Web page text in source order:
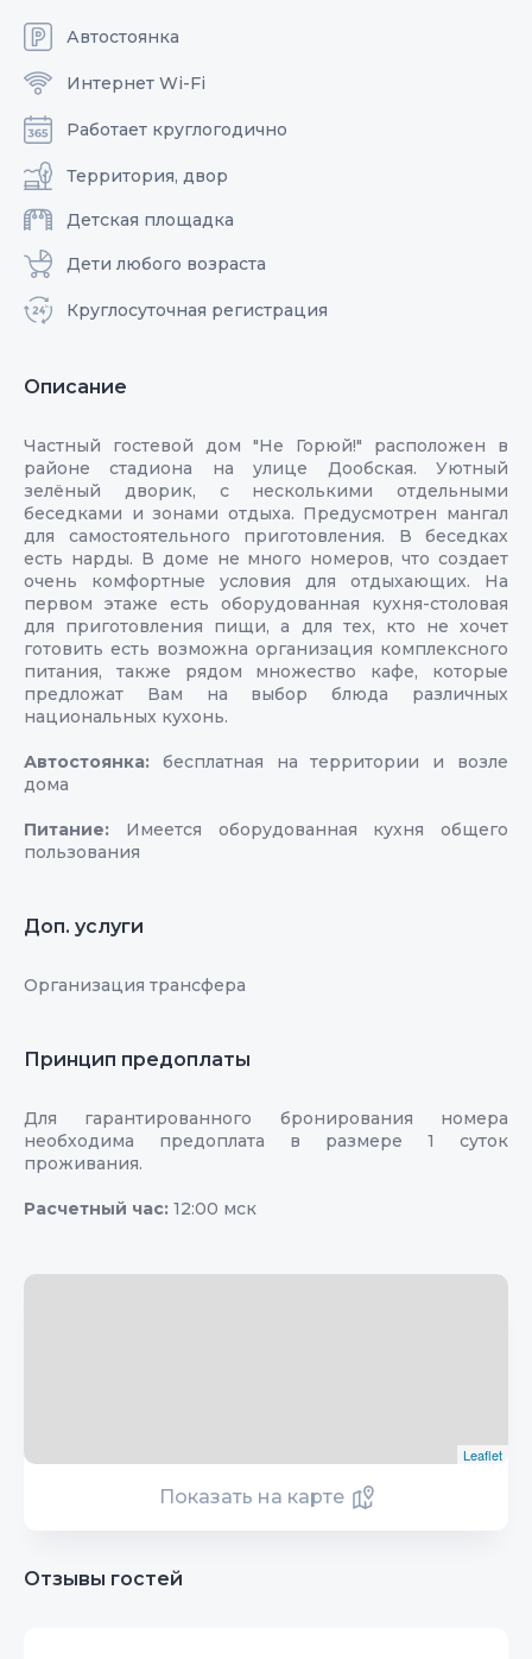
Автостоянка
Интернет Wi-Fi
Работает круглогодично
Территория, двор
Детская площадка
Дети любого возраста
Круглосуточная регистрация
Описание
Частный гостевой дом "Не Горюй!" расположен в
районе стадиона на улице Дообская. Уютный
зелёный дворик, с несколькими отдельными
беседками и зонами отдыха. Предусмотрен мангал
для самостоятельного приготовления. В беседках
есть нарды. В доме не много номеров, что создает
очень комфортные условия для отдыхающих. На
первом этаже есть оборудованная кухня-столовая
для приготовления пищи, а для тех, кто не хочет
готовить есть возможна организация комплексного
питания, также рядом множество кафе, которые
предложат Вам на выбор блюда различных
национальных кухонь.
Автостоянка: бесплатная на территории и возле
дома
Питание: Имеется оборудованная кухня общего
пользования
Доп. услуги
Организация трансфера
Принцип предоплаты
Для гарантированного бронирования номера
необходима предоплата в размере 1 суток
проживания.
Расчетный час: 12:00 мск
Leaflet
Показать на карте
Отзывы гостей